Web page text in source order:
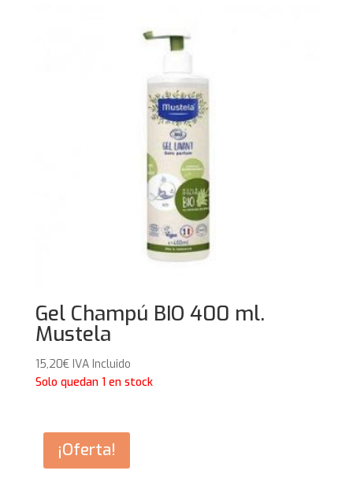
Gel Champú BIO 400 ml.
Mustela
15,20€ IVA Incluido
Solo quedan 1 en stock
¡Oferta!